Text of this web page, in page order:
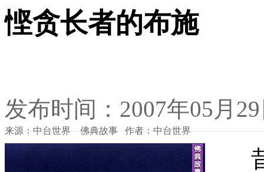
悭贪长者的布施
发布时间：2007年05月
来源：中台世界 佛典故事 作者：中台世界
昔